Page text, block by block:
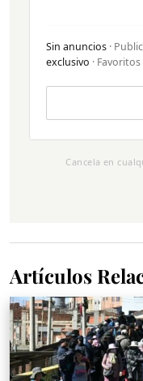
Sin anuncios ·
exclusivo ·
Cancela en
Artículos